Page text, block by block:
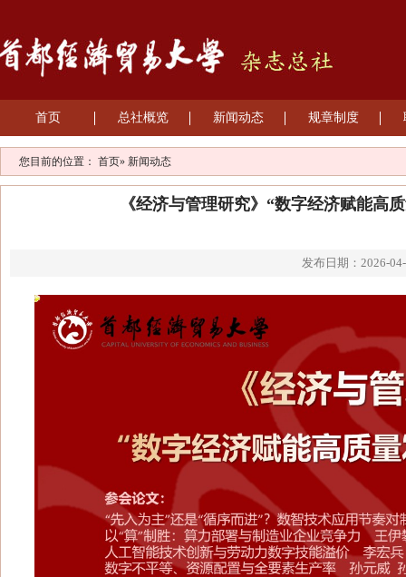
首页 总社概览 新闻动态 规章制度
您目前的位置： 首页» 新闻动态
《经济与管理研究》“数字经济赋能高
发布日期：2026-